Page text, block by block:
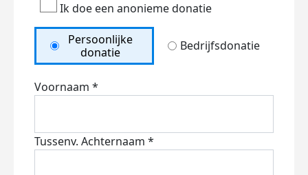
Ik doe een anonieme donatie
Persoonlijke
donatie
Bedrijfsdonatie
Voornaam *
Tussenv. Achternaam *